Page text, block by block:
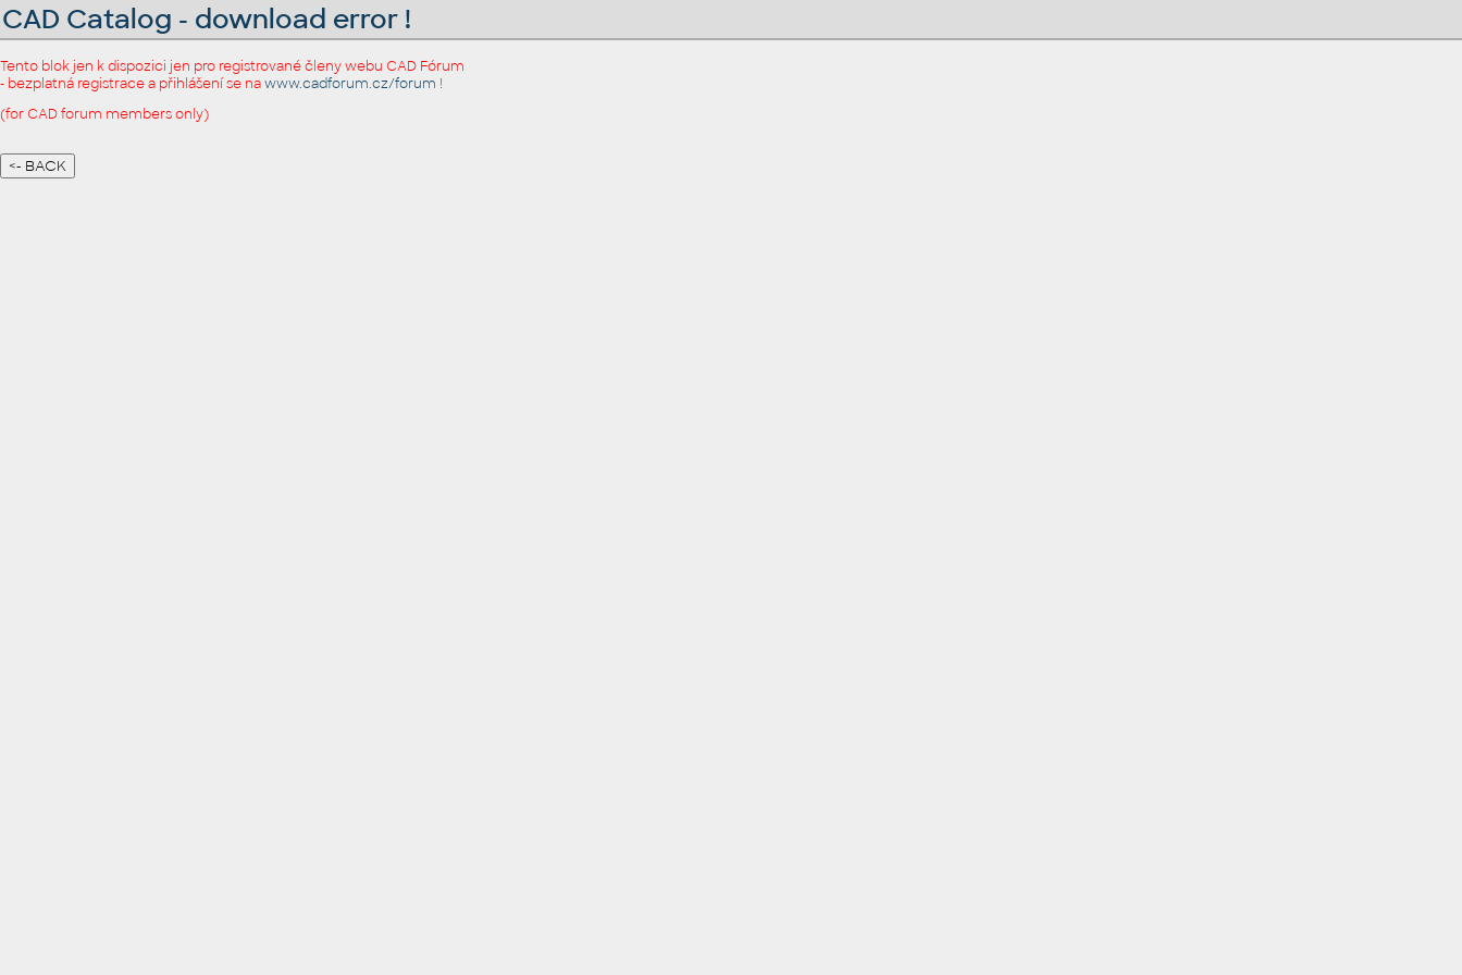
CAD Catalog - download error !
Tento blok jen k dispozici jen pro registrované členy webu CAD Fórum
- bezplatná registrace a přihlášení se nawww.cadforum.cz/forum !
(for CAD forum members only)